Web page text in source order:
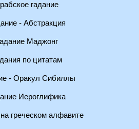
гадание
- Абстракция
Маджонг
по цитатам
- Оракул Сибиллы
Иероглифика
греческом алфавите